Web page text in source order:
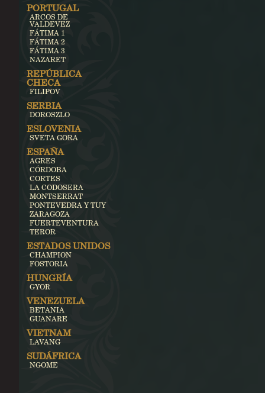
PORTUGAL
ARCOS DE
VALDEVEZ
FÁTIMA 1
FÁTIMA 2
FÁTIMA 3
NAZARET
REPÚBLICA
CHECA
FILIPOV
SERBIA
DOROSZLO
ESLOVENIA
SVETA GORA
ESPAÑA
AGRES
CÓRDOBA
CORTES
LA CODOSERA
MONTSERRAT
PONTEVEDRA Y TUY
ZARAGOZA
FUERTEVENTURA
TEROR
ESTADOS UNIDOS
CHAMPION
FOSTORIA
HUNGRÍA
GYOR
VENEZUELA
BETANIA
GUANARE
VIETNAM
LAVANG
SUDÁFRICA
NGOME